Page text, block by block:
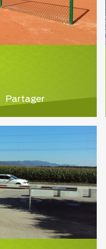
Partager